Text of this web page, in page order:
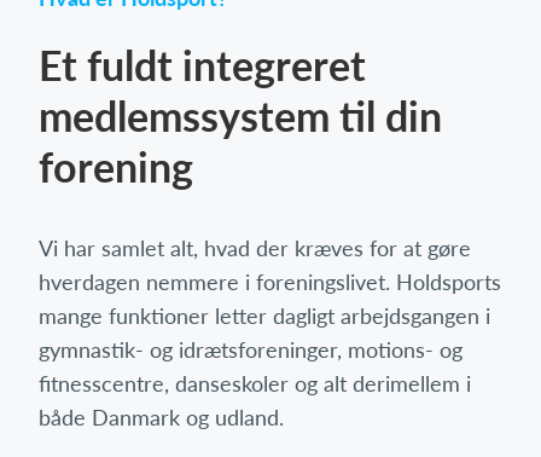
Et fuldt integreret
medlemssystem til din
forening
Vi har samlet alt, hvad der kræves for at gøre
hverdagen nemmere i foreningslivet. Holdsports
mange funktioner letter dagligt arbejdsgangen i
gymnastik- og idrætsforeninger, motions- og
fitnesscentre, danseskoler og alt derimellem i
både Danmark og udland.